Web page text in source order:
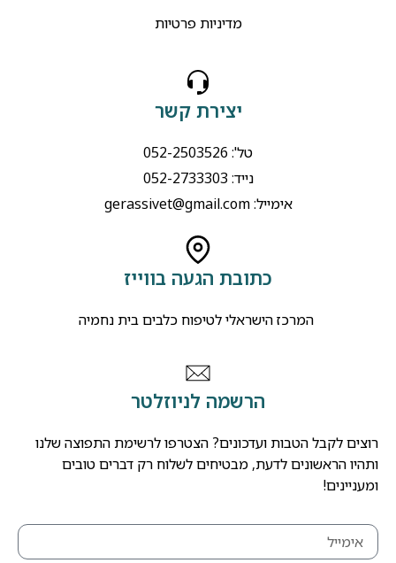
מדיניות פרטיות
יצירת קשר
טל': 052-2503526
נייד: 052-2733303
אימייל:gerassivet@gmail.com
כתובת הגעה בווייז
המרכז הישראלי לטיפוח כלבים בית נחמיה
הרשמה לניוזלטר
רוצים לקבל הטבות ועדכונים? הצטרפו לרשימת התפוצה שלנו
ותהיו הראשונים לדעת, מבטיחים לשלוח רק דברים טובים
ומעניינים!